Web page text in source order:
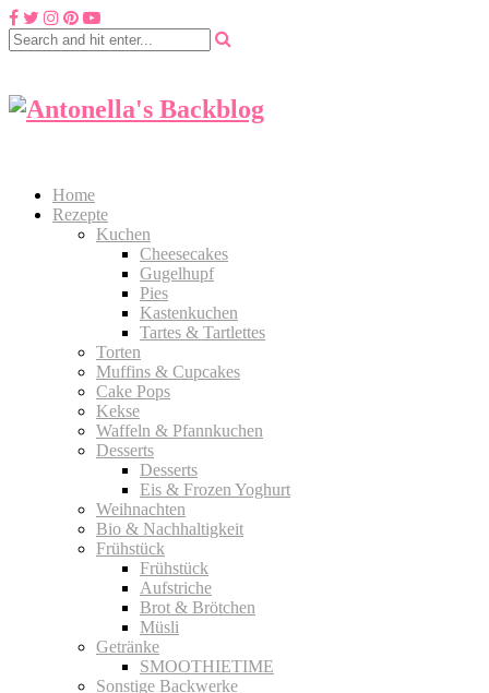
Home
Rezepte
Kuchen
Cheesecakes
Gugelhupf
Pies
Kastenkuchen
Tartes & Tartlettes
Torten
Muffins & Cupcakes
Cake Pops
Kekse
Waffeln & Pfannkuchen
Desserts
Desserts
Eis & Frozen Yoghurt
Weihnachten
Bio & Nachhaltigkeit
Frühstück
Frühstück
Aufstriche
Brot & Brötchen
Müsli
Getränke
SMOOTHIETIME
Sonstige Backwerke